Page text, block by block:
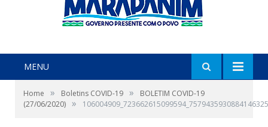
MENU
Home » Boletins COVID-19 »
BOLETIM COVID-19
(27/06/2020) »